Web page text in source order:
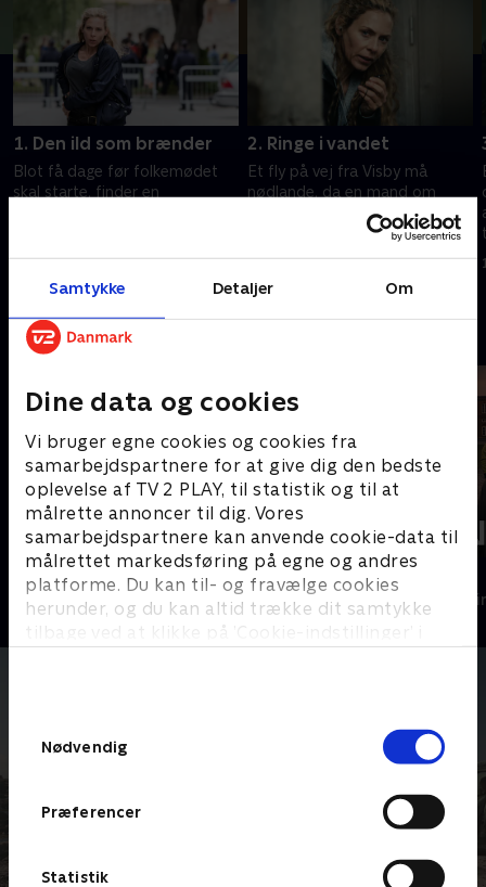
Samtykke Detaljer Om
Dine data og cookies
Vi bruger egne cookies og cookies fra
samarbejdspartnere for at give dig den bedste
oplevelse af TV 2 PLAY, til statistik og til at
målrette annoncer til dig. Vores
samarbejdspartnere kan anvende cookie-data til
målrettet markedsføring på egne og andres
platforme. Du kan til- og fravælge cookies
herunder, og du kan altid trække dit samtykke
tilbage ved at klikke på ’Cookie-indstillinger’ i
Nødvendig
Præferencer
Statistik
1. Den ild som brænder
Blot få dage før folkemødet
skal starte, finder en
1. maj 2023 • 88 min
2. Ringe i vandet
Et fly på vej fra Visby må
nødlande, da en mand om
bord pludselig får et
ildebefindende. Manden viser
1. maj 2023 • 88 min
Andre så også
Mord i Skærgården
Krimi & Spænding • 4 sæsoner
Sandheden
Krimi &